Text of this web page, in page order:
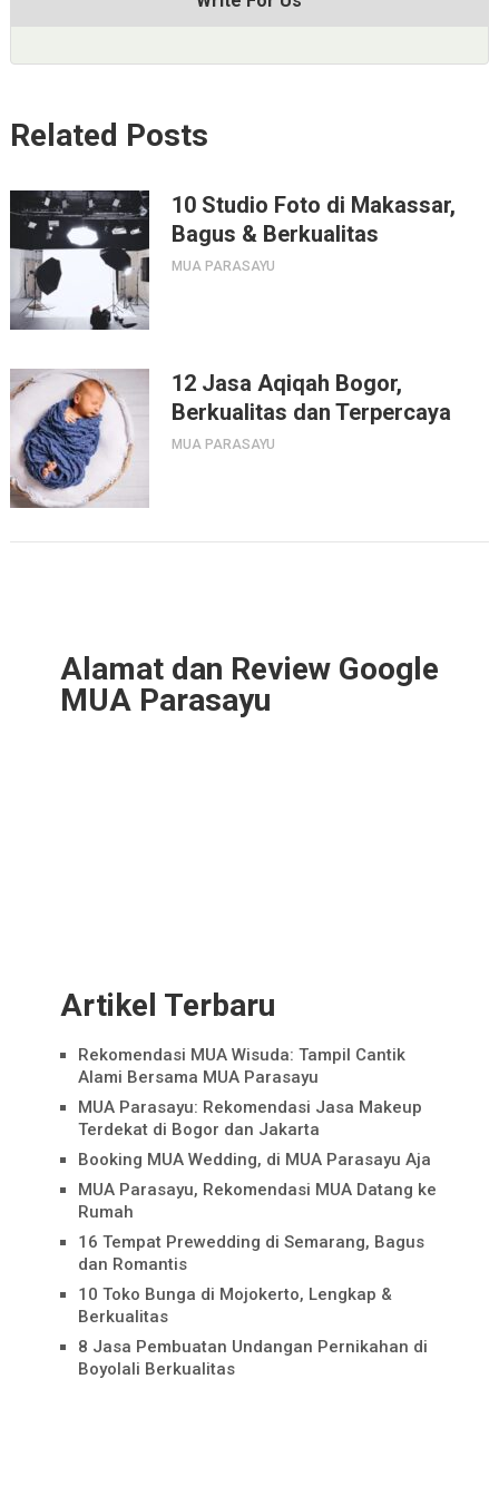
Related Posts
10 Studio Foto di Makassar,
Bagus & Berkualitas
MUA PARASAYU
12 Jasa Aqiqah Bogor,
Berkualitas dan Terpercaya
MUA PARASAYU
Alamat dan Review Google
MUA Parasayu
Artikel Terbaru
Rekomendasi MUA Wisuda: Tampil Cantik
Alami Bersama MUA Parasayu
MUA Parasayu: Rekomendasi Jasa Makeup
Terdekat di Bogor dan Jakarta
Booking MUA Wedding, di MUA Parasayu Aja
MUA Parasayu, Rekomendasi MUA Datang ke
Rumah
16 Tempat Prewedding di Semarang, Bagus
dan Romantis
10 Toko Bunga di Mojokerto, Lengkap &
Berkualitas
8 Jasa Pembuatan Undangan Pernikahan di
Boyolali Berkualitas